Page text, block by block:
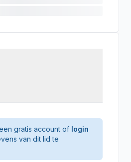
gratis account of login
van dit lid te